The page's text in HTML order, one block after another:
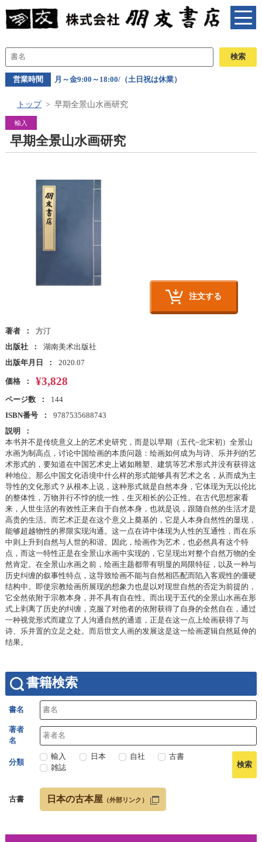
営業時間 月～金9:00～18:00/（土日祝は休業）
トップ 早期全景山水画研究
輸入
早期全景山水画研究
注文する
著者
方汀
出版社
湖南美术出版社
出版年月日
2020.07
価格 ¥3,828
ページ数
144
ISBN番号
9787535688743
説明
本书并不是传统意义上的艺术史研究，而是以早期（五代~北宋初）全景山
水画为制高点，讨论中国绘画的本质问题：绘画如何成为与诗、乐并列的艺
术形式的，要知道在中国艺术史上诸如雕塑、建筑等艺术形式并没有获得这
种地位。那么中国文化语境中什么样的形式能够具有艺术之名，从而成为主
导性的文化形式？从根本上说，这种形式就是自然本身，它体现为无以伦比
的整体性，万物并行不悖的统一性，生灭相长的公正性。在古代思想家看
来，人世生活的有效性正来自于自然本身，也就是说，跟随自然的生活才是
高贵的生活。而艺术正是在这个意义上奠基的，它是人本身自然性的显现，
能够超越物性的界限实现沟通。这一点在诗中体现为人性的互通性，而在乐
中则上升到自然与人世的和谐。因此，绘画作为艺术，也必然具有这个特
点，而这一特性正是在全景山水画中实现的，它呈现出对整个自然万物的全
然肯定。在全景山水画之前，绘画主题都带有明显的局限特征，以及一种与
历史纠缠的叙事性特点，这导致绘画不能与自然相匹配而陷入客观性的僵硬
结构中。即使宗教绘画所展现的想象力也是以对现世自然的否定为前提的，
它全然依附于宗教本身，并不具有自在性。而出现于五代的全景山水画在形
式上剥离了历史的纠缠，克服了对他者的依附获得了自身的全然自在，通过
一种视觉形式而建立了人沟通自然的通道，正是在这一点上绘画获得了与
诗、乐并置的立足之处。而后世文人画的发展这是这一绘画逻辑自然延伸的
结果。
書籍検索
書名
著者
名
分類
輸入 日本 自社
古書
雑誌
古書 日本の古本屋 （外部リンク）